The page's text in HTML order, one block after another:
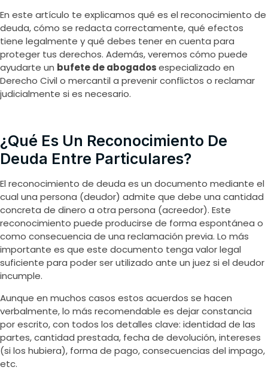
En este artículo te explicamos qué es el reconocimiento de
deuda, cómo se redacta correctamente, qué efectos
tiene legalmente y qué debes tener en cuenta para
proteger tus derechos. Además, veremos cómo puede
ayudarte un bufete de abogadosespecializado en
Derecho Civil o mercantil a prevenir conflictos o reclamar
judicialmente si es necesario.
¿Qué Es Un Reconocimiento De
Deuda Entre Particulares?
El reconocimiento de deuda es un documento mediante el
cual una persona (deudor) admite que debe una cantidad
concreta de dinero a otra persona (acreedor). Este
reconocimiento puede producirse de forma espontánea o
como consecuencia de una reclamación previa. Lo más
importante es que este documento tenga valor legal
suficiente para poder ser utilizado ante un juez si el deudor
incumple.
Aunque en muchos casos estos acuerdos se hacen
verbalmente, lo más recomendable es dejar constancia
por escrito, con todos los detalles clave: identidad de las
partes, cantidad prestada, fecha de devolución, intereses
(si los hubiera), forma de pago, consecuencias del impago,
etc.